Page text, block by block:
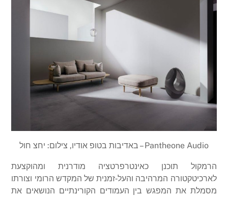
Pantheone Audio – באדיבות בטופ אודיו, צילום: יחצ חול
הרמקול תוכנן כאינטרפרטציה מודרנית ומהוקצעת
לארכיטקטורה המרהיבה והעל-זמנית של המקדש הרומי וצורתו
מסמלת את המפגש בין העמודים הקורינתיים הנושאים את